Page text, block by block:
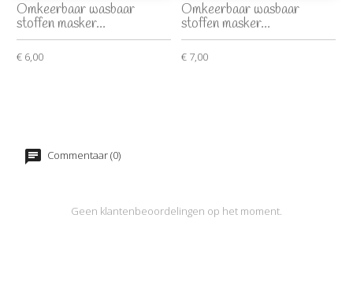
Omkeerbaar wasbaar
stoffen masker...
€ 6,00
Omkeerbaar wasbaar
stoffen masker...
€ 7,00
Commentaar (0)
Geen klantenbeoordelingen op het moment.